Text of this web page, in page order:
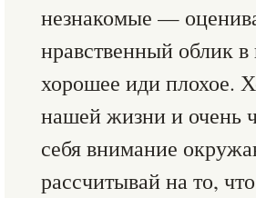
незнакомые —
нравственный облик
хорошее иди плохое.
нашей жизни и очень
себя внимание
рассчитывай на то,